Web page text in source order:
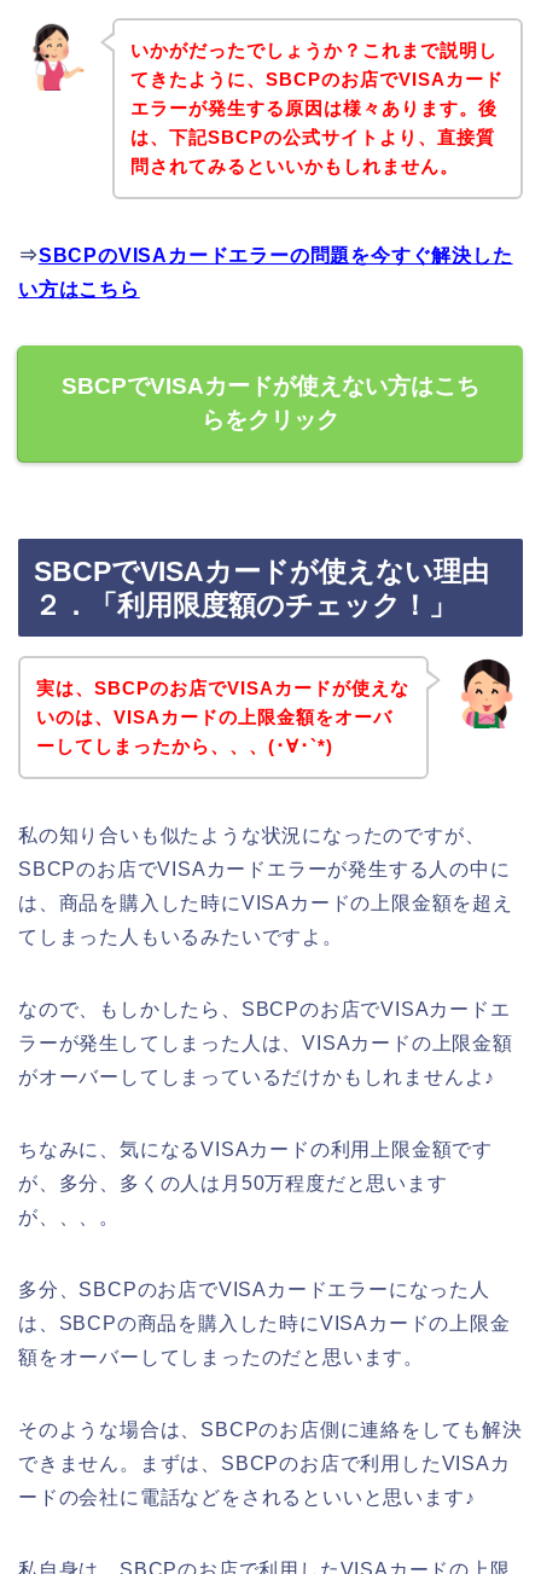
いかがだったでしょうか？これまで説明し
てきたように、SBCPのお店でVISAカード
エラーが発生する原因は様々あります。後
は、下記SBCPの公式サイトより、直接質
問されてみるといいかもしれません。
⇒SBCPのVISAカードエラーの問題を今すぐ解決した
い方はこちら
SBCPでVISAカードが使えない方はこち
らをクリック
SBCPでVISAカードが使えない理由
２．「利用限度額のチェック！」
実は、SBCPのお店でVISAカードが使えな
いのは、VISAカードの上限金額をオーバ
ーしてしまったから、、、(･∀･`*)
私の知り合いも似たような状況になったのですが、
SBCPのお店でVISAカードエラーが発生する人の中に
は、商品を購入した時にVISAカードの上限金額を超え
てしまった人もいるみたいですよ。
なので、もしかしたら、SBCPのお店でVISAカードエ
ラーが発生してしまった人は、VISAカードの上限金額
がオーバーしてしまっているだけかもしれませんよ♪
ちなみに、気になるVISAカードの利用上限金額です
が、多分、多くの人は月50万程度だと思います
が、、、。
多分、SBCPのお店でVISAカードエラーになった人
は、SBCPの商品を購入した時にVISAカードの上限金
額をオーバーしてしまったのだと思います。
そのような場合は、SBCPのお店側に連絡をしても解決
できません。まずは、SBCPのお店で利用したVISAカ
ードの会社に電話などをされるといいと思います♪
私自身は、SBCPのお店で利用したVISAカードの上限